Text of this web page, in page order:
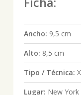
Ancho: 9,5 cm
Alto: 8,5 cm
Tipo / Técnica:
Lugar: New York